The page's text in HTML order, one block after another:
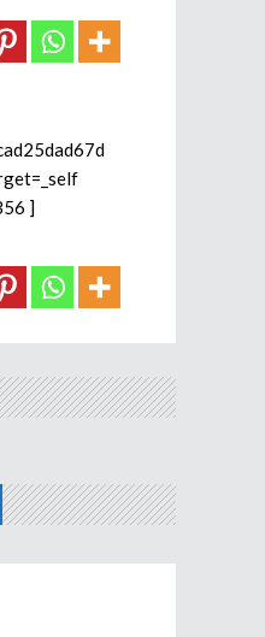
]